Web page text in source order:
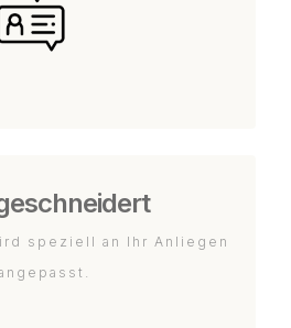
speziell an Ihr Anliegen